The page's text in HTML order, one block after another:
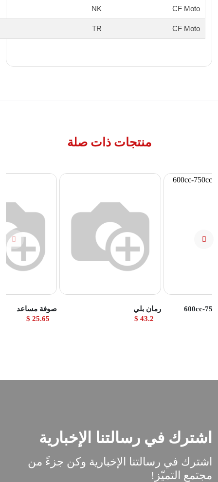
CF Moto
NK
CF Moto
TR
منتجات ذات صلة
رمان بلي
43.2 $
عرض المنتج
صوفة مساعد
25.65 $
اشترك في رسالتنا الإخبارية
اشترك في رسالتنا الإخبارية وكن جزءً من
مجتمع التميّز!